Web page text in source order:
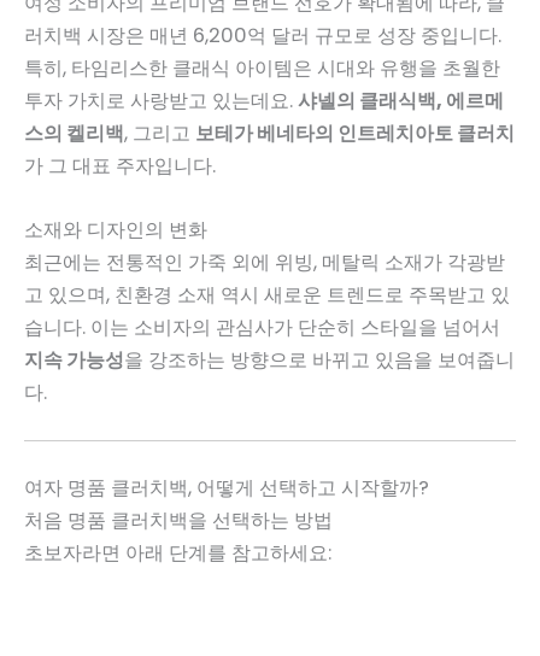
러치백 시장은 매년 6,200억 달러 규모로 성장 중입니다.
특히, 타임리스한 클래식 아이템은 시대와 유행을 초월한
투자 가치로 사랑받고 있는데요.샤넬의 클래식백, 에르메
스의 켈리백, 그리고 보테가 베네타의 인트레치아토 클러치
가 그 대표 주자입니다.
소재와 디자인의 변화
최근에는 전통적인 가죽 외에 위빙, 메탈릭 소재가 각광받
고 있으며, 친환경 소재 역시 새로운 트렌드로 주목받고 있
습니다. 이는 소비자의 관심사가 단순히 스타일을 넘어서
지속 가능성을 강조하는 방향으로 바뀌고 있음을 보여줍니
다.
여자 명품 클러치백, 어떻게 선택하고 시작할까?
처음 명품 클러치백을 선택하는 방법
초보자라면 아래 단계를 참고하세요: